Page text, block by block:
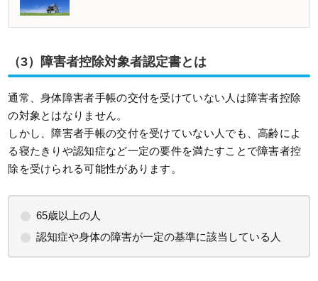
（3）障害者控除対象者認定書とは
通常、身体障害者手帳の交付を受けていない人は障害者控除
の対象とはなりません。
しかし、障害者手帳の交付を受けていない人でも、高齢によ
る寝たきりや認知症など一定の要件を満たすことで障害者控
除を受けられる可能性があります。
65歳以上の人
認知症や身体の障害が一定の基準に該当している人